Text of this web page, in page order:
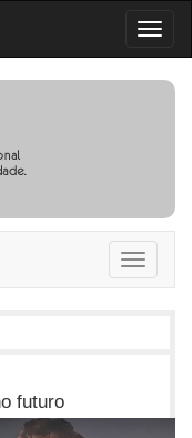
Toggle
futuro